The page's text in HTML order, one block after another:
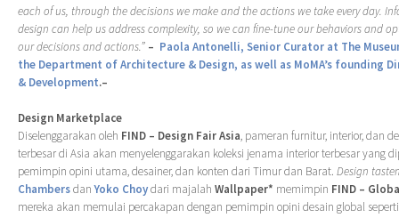
each of us, through the decisions we make and the actions we take every day.
design can help us address complexity, so we can fine-tune our behaviors and
our decisions and actions.” – Paola Antonelli, Senior Curator at The
the Department of Architecture & Design, as well as MoMA’s founding
& Development.–
Design Marketplace
Diselenggarakan oleh FIND – Design Fair Asia, pameran furnitur, interior, dan
terbesar di Asia akan menyelenggarakan koleksi jenama interior terbesar yang
pemimpin opini utama, desainer, dan konten dari Timur dan Barat. Design
ChambersdanYoko Choydari majalah Wallpaper* memimpin FIND –
mereka akan memulai percakapan dengan pemimpin opini desain global